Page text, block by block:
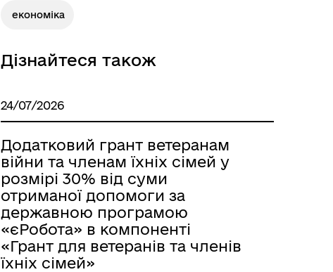
економіка
Дізнайтеся також
24/07/2026
Додатковий грант ветеранам
війни та членам їхніх сімей у
розмірі 30% від суми
отриманої допомоги за
державною програмою
«єРобота» в компоненті
«Грант для ветеранів та членів
їхніх сімей»